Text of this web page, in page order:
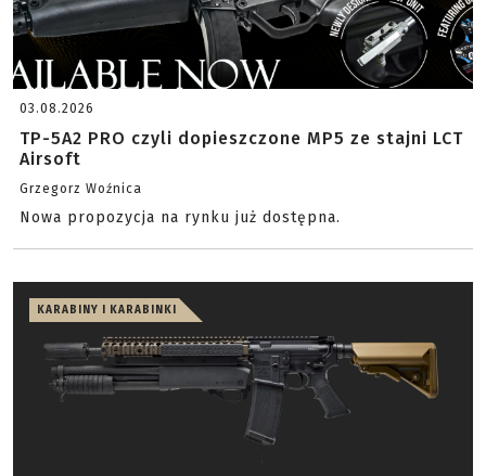
03.08.2026
TP-5A2 PRO czyli dopieszczone MP5 ze stajni LCT
Airsoft
Grzegorz Woźnica
Nowa propozycja na rynku już dostępna.
KARABINY I KARABINKI